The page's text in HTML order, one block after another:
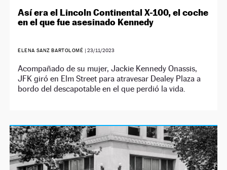
Así era el Lincoln Continental X-100, el coche
en el que fue asesinado Kennedy
ELENA SANZ BARTOLOMÉ |23/11/2023
Acompañado de su mujer, Jackie Kennedy Onassis,
JFK giró en Elm Street para atravesar Dealey Plaza a
bordo del descapotable en el que perdió la vida.